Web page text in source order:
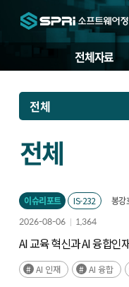
전체자료
전체
전체
이슈리포트 IS-232 봉강
2026-08-06
1,364
AI 교육 혁신과 AI 융합인
사례와 시사점
AI 인재 AI 융합